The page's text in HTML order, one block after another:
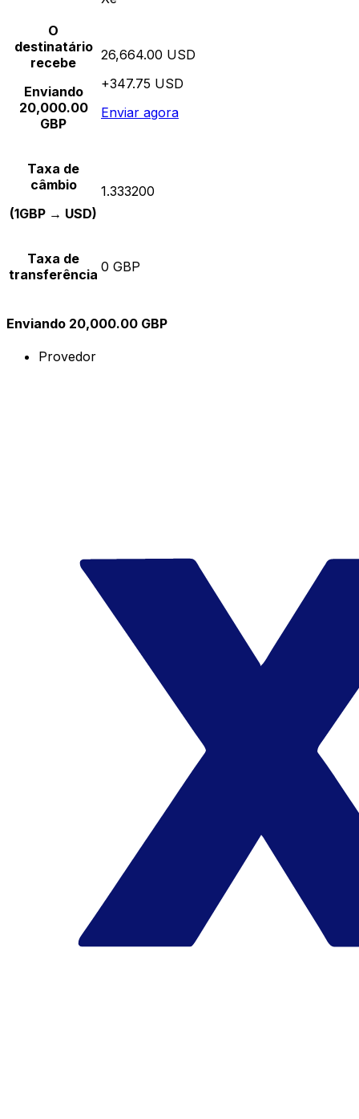
O
destinatário
recebe
Enviando
20,000.00
GBP
26,664.00 USD
+347.75 USD
Enviar agora
Taxa de
câmbio
(1GBP → USD)
1.333200
Taxa de
transferência 0 GBP
Enviando 20,000.00 GBP
Provedor